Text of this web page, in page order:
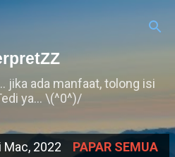
jika ada manfaat, tolong isi
ya... \(^0^)/
2022 PAPAR SEMUA